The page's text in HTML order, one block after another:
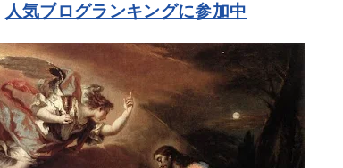
人気ブログランキングに参加中